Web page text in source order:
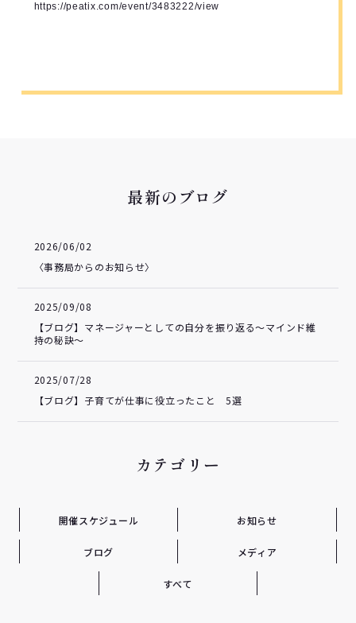
https://peatix.com/event/3483222/view
最新のブログ
2026/06/02
〈事務局からのお知らせ〉
2025/09/08
【ブログ】マネージャーとしての自分を振り返る～マインド維
持の秘訣～
2025/07/28
【ブログ】子育てが仕事に役立ったこと 5選
カテゴリー
開催スケジュール お知らせ
ブログ メディア
すべて